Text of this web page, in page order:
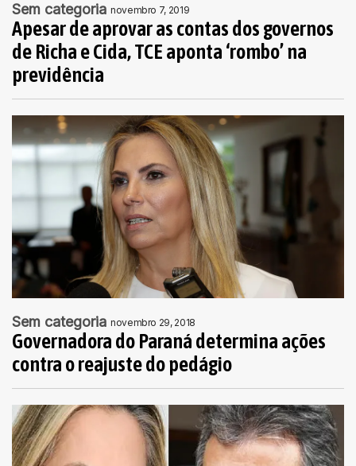
Sem categoria novembro 7, 2019
Apesar de aprovar as contas dos governos
de Richa e Cida, TCE aponta ‘rombo’ na
previdência
Sem categoria novembro 29, 2018
Governadora do Paraná determina ações
contra o reajuste do pedágio